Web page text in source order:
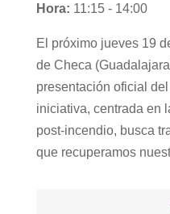
Hora: 11:15 - 14:00
El próximo jueves 19
de Checa
presentación oficial
iniciativa, centrada en
post-incendio, busca
que recuperamos